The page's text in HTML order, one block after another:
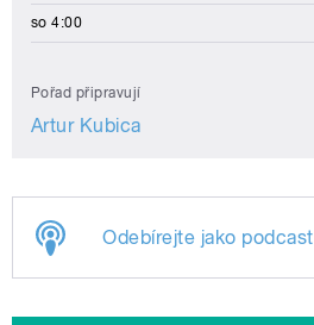
so 4:00
Pořad připravují
Artur Kubica
Odebírejte jako podcast